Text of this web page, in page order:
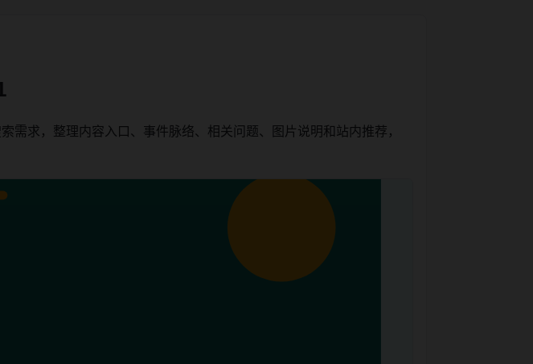
需求，整理内容入口、事件脉络、相关问题、图片说明和站内推荐，